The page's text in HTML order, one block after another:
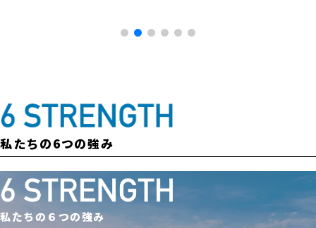
私たちの6つの強み
私たちの６つの強み